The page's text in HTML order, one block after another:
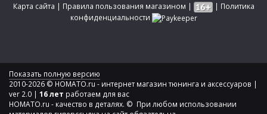
Карта сайта | Правила пользования магазином | | Политика
конфиденциальности
Показать полную версию
2010-2026 © HOMATO.ru - интернет магазин тюнинга и аксессуаров |
ver 2.0 | 16 лет работаем для вас
HOMATO.ru - качество в деталях. © При любом использовании